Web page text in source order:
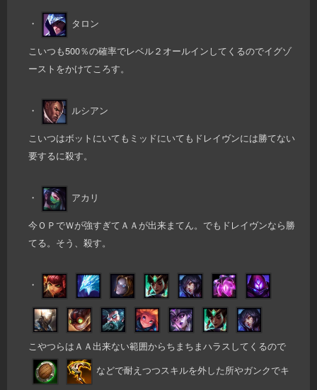
・ タロン
こいつも500％の確率でレベル２オールインしてくるのでイグゾ
ーストをかけてころす。
・ ルシアン
こいつはボットにいてもミッドにいてもドレイヴンには勝てない
要するに殺す。
・ アカリ
今ＯＰでＷが強すぎてＡＡが出来まてん。でもドレイヴンなら勝
てる。そう、殺す。
・
こやつらはＡＡ出来ない範囲からちまちまハラスしてくるので
などで耐えつつスキルを外した所やガンクでキ